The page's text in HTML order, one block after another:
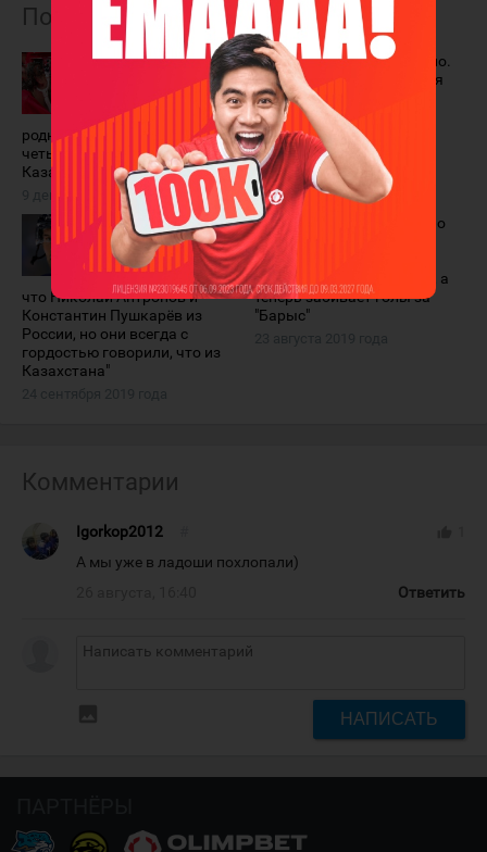
Похожие материалы
Эрик
Тангрэйди:
"Счастлив
вернуться в
родную Америку после
четырёх тяжёлых месяцев в
Казахстане"
9 декабря 2019 года
Слабое звено.
Удручающая
легионеров
"Барыса"
24 ноября 2019 года
Эрик
Тангрэйди: "За
океаном
многие думали,
что Николай Антропов и
Константин Пушкарёв из
России, но они всегда с
гордостью говорили, что из
Казахстана"
Безжалостно
Казахстана, а
теперь забивает голы за
"Барыс"
Комментарии
Igorkop2012
А мы уже в ладоши похлопали)
Ответить
НАПИСАТЬ